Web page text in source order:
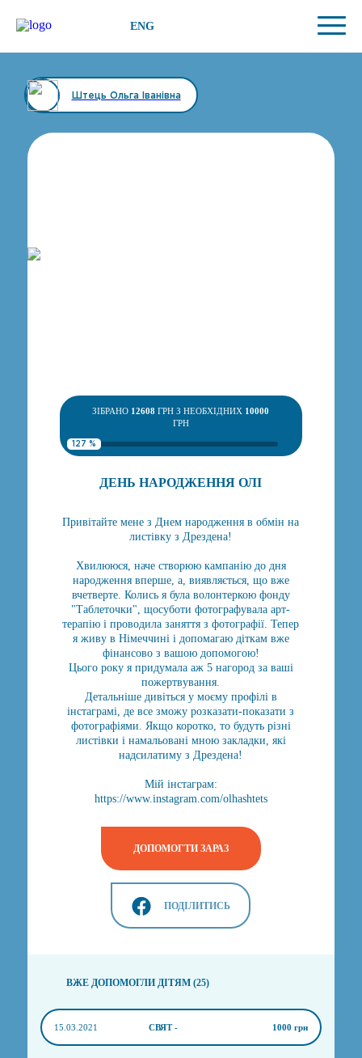
ENG
Штець Ольга Іванівна
ЗІБРАНО 12608 ГРН З НЕОБХІДНИХ 10000
ГРН
127 %
ДЕНЬ НАРОДЖЕННЯ ОЛІ
Привітайте мене з Днем народження в обмін на
листівку з Дрездена!
Хвилююся, наче створюю кампанію до дня
народження вперше, а, виявляється, що вже
вчетверте. Колись я була волонтеркою фонду
"Таблеточки", щосуботи фотографувала арт-
терапію і проводила заняття з фотографії. Тепер
я живу в Німеччині і допомагаю діткам вже
фінансово з вашою допомогою!
Цього року я придумала аж 5 нагород за ваші
пожертвування.
Детальніше дивіться у моєму профілі в
інстаграмі, де все зможу розказати-показати з
фотографіями. Якщо коротко, то будуть різні
листівки і намальовані мною закладки, які
надсилатиму з Дрездена!
Мій інстаграм:
https://www.instagram.com/olhashtets
ДОПОМОГТИ ЗАРАЗ
ПОДІЛИТИСЬ
ВЖЕ ДОПОМОГЛИ ДІТЯМ (25)
15.03.2021 СВЯТ - 1000 грн